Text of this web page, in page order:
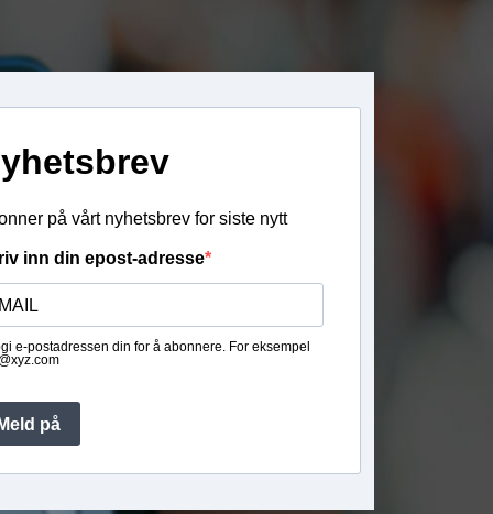
på vårt nyhetsbrev for siste nytt
inn din epost-adresse
e-postadressen din for å abonnere. For eksempel
Meld på